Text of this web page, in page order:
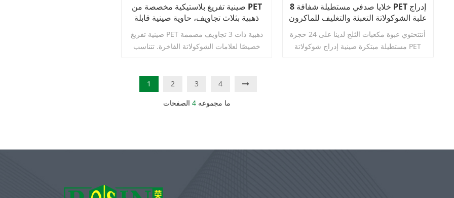
صينية تفريغ بلاستيكية مخصصة من PET
ذهبية بثلاث تجاويف، حاوية صينية قابلة
للتخلص منها لألواح الشوكولاتةصينية تفريغ PET ذهبية ذات 3 تجاويف مصممة
خصيصًا لعلامات الشوكولاتة الفاخرة. تتناسب
ملمسًا ذهبيًا لامعًا يرتقي بمستوى المنتج فورًا.
إنها خيار مثالي لمجموعات الهدايا، والمجموعات
8 خلايا صدفي مستطيلة شفافة PET إدراج
علبة الشوكولاتة التعبئة والتغليف للماكرون
أنتتحتوي عبوة مكعبات الثلج لدينا على 24 حجرة
مستطيلة مبتكرة صينية إدراج شوكولاتة PET
1 2 3
4
ما مجموعه4 الصفحات